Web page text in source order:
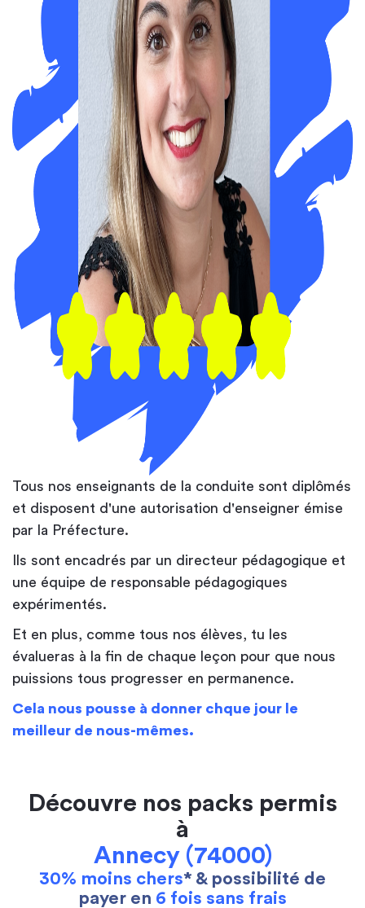
Tous nos enseignants de la conduite sont diplômés
et disposent d'une autorisation d'enseigner émise
par la Préfecture.
Ils sont encadrés par un directeur pédagogique et
une équipe de responsable pédagogiques
expérimentés.
Et en plus, comme tous nos élèves, tu les
évalueras à la fin de chaque leçon pour que nous
puissions tous progresser en permanence.
Cela nous pousse à donner chque jour le
meilleur de nous-mêmes.
Découvre nos packs permis
à
Annecy (74000)
30% moins chers* & possibilité de
payer en 6 fois sans frais